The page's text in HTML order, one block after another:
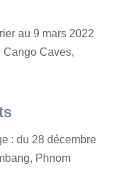
au 9 mars 2022
Cango Caves,
: du 28 décembre
Phnom